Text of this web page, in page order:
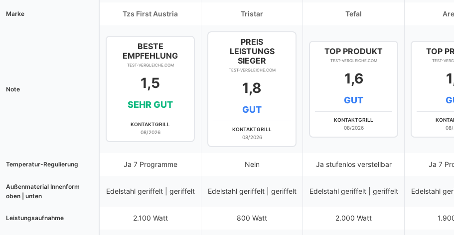
Marke Tzs First Austria Tristar Tefal
Note
BESTE
EMPFEHLUNG
TEST-VERGLEICHE.COM
1,5
SEHR GUT
KONTAKTGRILL
08/2026
PREIS
LEISTUNGS
SIEGER
TEST-VERGLEICHE.COM
1,8
GUT
KONTAKTGRILL
08/2026
TOP PRODUKT
TEST-VERGLEICHE.COM
1,6
GUT
KONTAKTGRILL
08/2026
TOP
TEST-
08/
Temperatur-Regulierung Ja 7 Programme Nein Ja stufenlos verstellbar Ja 7
Außenmaterial Innenform
oben | unten
Edelstahl geriffelt | geriffelt Edelstahl geriffelt | geriffelt Edelstahl geriffelt | geriffelt Edelstahl
Leistungsaufnahme 2.100 Watt 800 Watt 2.000 Watt